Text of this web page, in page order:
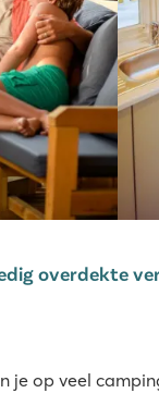
overdekte
je op veel